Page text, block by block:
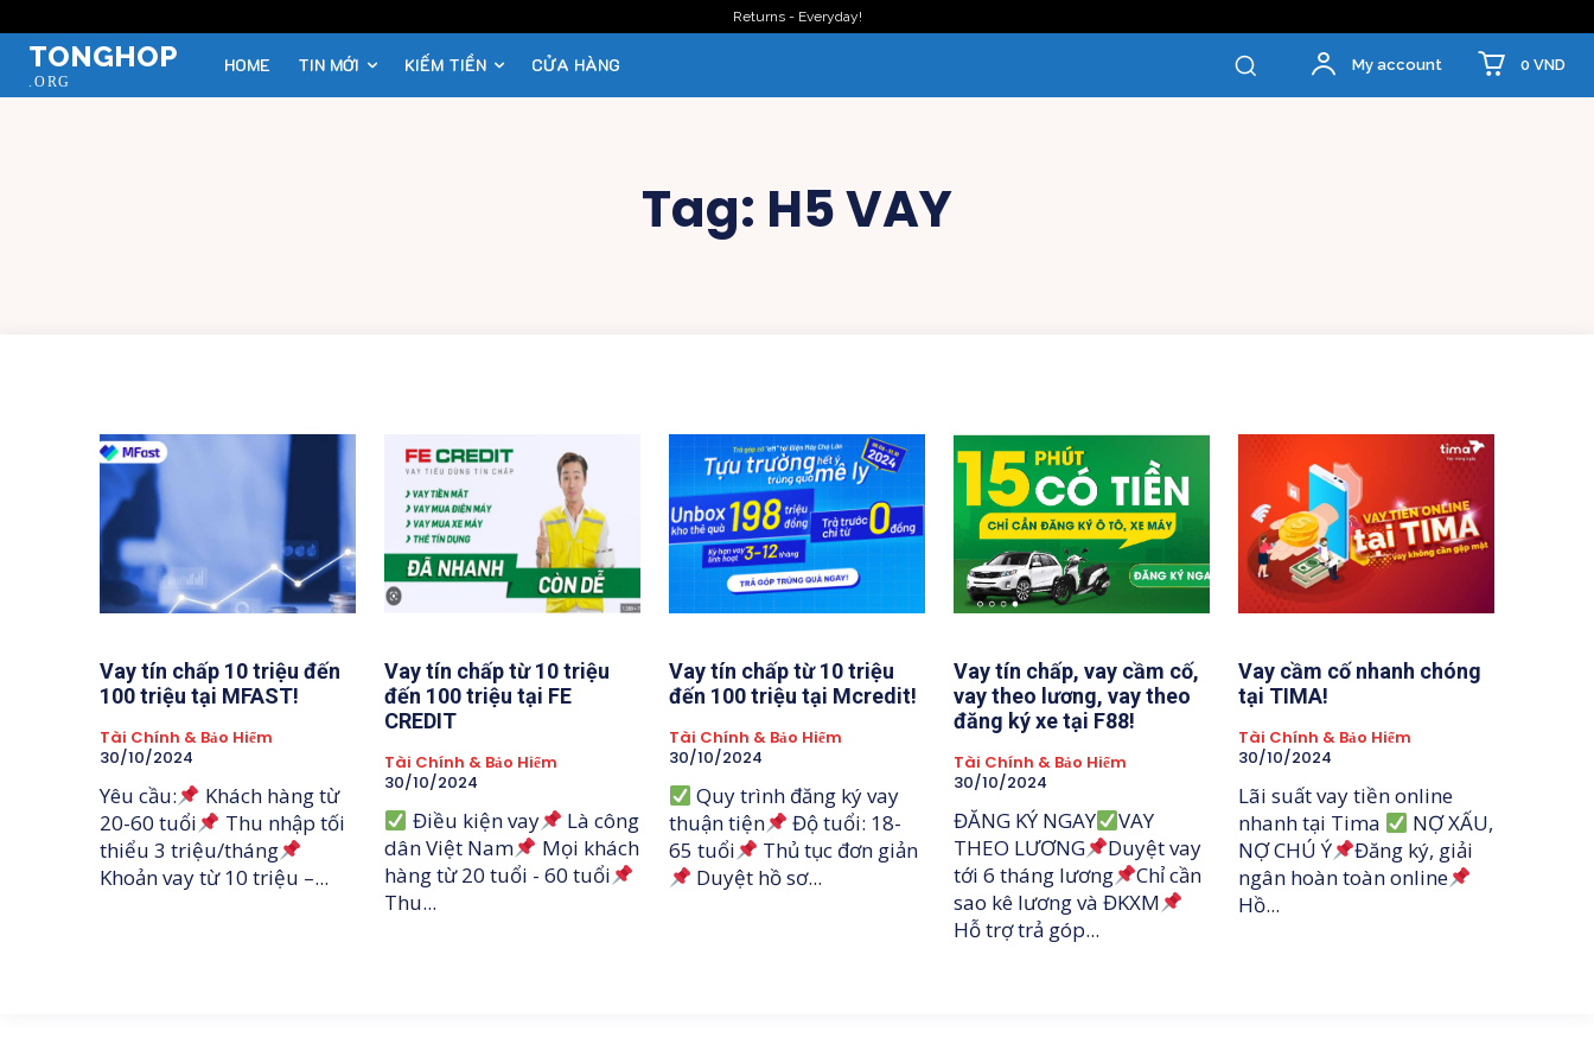
Returns - Everyday!
TONGHOP
.ORG
HOME TIN MỚI KIẾM TIỀN CỬA HÀNG My account 0 VND
Tag: H5 VAY
Vay tín chấp 10 triệu đến
100 triệu tại MFAST!
Tài Chính & Bảo Hiểm
30/10/2024
Yêu cầu:
Khách hàng từ
20-60 tuổi
Thu nhập tối
thiểu 3 triệu/tháng
Khoản vay từ 10 triệu –...
Vay tín chấp từ 10 triệu
đến 100 triệu tại FE
CREDIT
Tài Chính & Bảo Hiểm
30/10/2024
Điều kiện vay
Là công
dân Việt Nam
Mọi khách
hàng từ 20 tuổi - 60 tuổi
Thu...
Vay tín chấp từ 10 triệu
đến 100 triệu tại Mcredit!
Tài Chính & Bảo Hiểm
30/10/2024
Quy trình đăng ký vay
thuận tiện
Độ tuổi: 18-
65 tuổi
Thủ tục đơn giản
Duyệt hồ sơ...
Vay tín chấp, vay cầm cố,
vay theo lương, vay theo
đăng ký xe tại F88!
Tài Chính & Bảo Hiểm
30/10/2024
ĐĂNG KÝ NGAY
VAY
THEO LƯƠNG
Duyệt vay
tới 6 tháng lương
Chỉ cần
sao kê lương và ĐKXM
Hỗ trợ trả góp...
Vay cầm cố nhanh chóng
tại TIMA!
Tài Chính & Bảo Hiểm
30/10/2024
Lãi suất vay tiền online
nhanh tại Tima
NỢ XẤU,
NỢ CHÚ Ý
Đăng ký, giải
ngân hoàn toàn online
Hồ...